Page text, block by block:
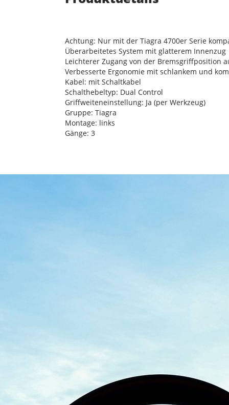
Achtung: Nur mit der Tiagra 4700er Serie
Überarbeitetes System mit glatterem Innenzug
Leichterer Zugang von der Bremsgriffposition
Verbesserte Ergonomie mit schlankem und
Kabel: mit Schaltkabel
Schalthebeltyp: Dual Control
Griffweiteneinstellung: Ja (per Werkzeug)
Gruppe: Tiagra
Montage: links
Gänge: 3